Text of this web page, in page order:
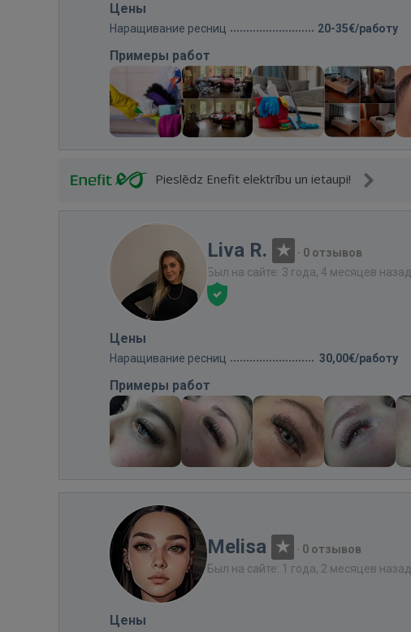
Цены
Наращивание ресниц 20-35€/работу
Примеры работ
Pieslēdz Enefit elektrību un ietaupi!
Liva R. · 0 отзывов
Был на сайте: 3 года, 4 месяцев назад
Цены
Наращивание ресниц 30,00€/работу
Примеры работ
Melisa · 0 отзывов
Был на сайте: 1 года, 2 месяцев назад
Цены